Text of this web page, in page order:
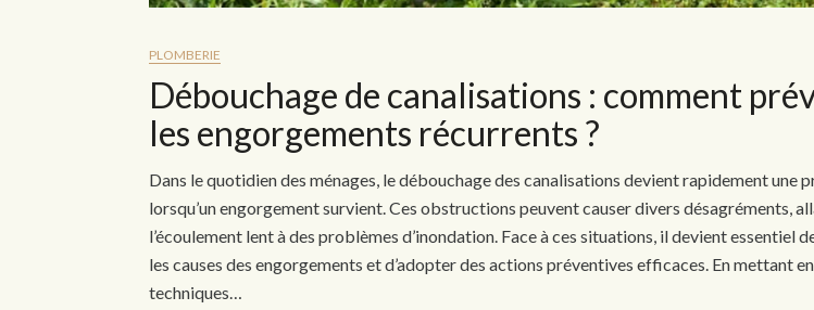
PLOMBERIE
Débouchage de canalisations : comment
les engorgements récurrents ?
Dans le quotidien des ménages, le débouchage des canalisations devient rapidement une
lorsqu’un engorgement survient. Ces obstructions peuvent causer divers désagréments,
l’écoulement lent à des problèmes d’inondation. Face à ces situations, il devient essentiel
les causes des engorgements et d’adopter des actions préventives efficaces. En mettant
techniques…